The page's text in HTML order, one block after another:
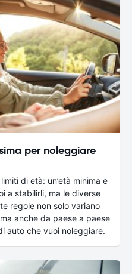
per noleggiare
di età: un’età minima e
a stabilirli, ma le diverse
regole non solo variano
anche da paese a paese
auto che vuoi noleggiare.